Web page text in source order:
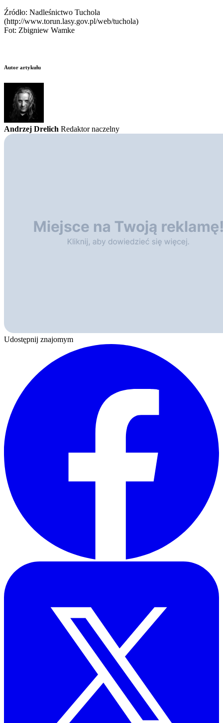
Źródło: Nadleśnictwo Tuchola
(http://www.torun.lasy.gov.pl/web/tuchola)
Fot: Zbigniew Wamke
Autor artykułu
Andrzej Drelich Redaktor naczelny
Udostępnij znajomym